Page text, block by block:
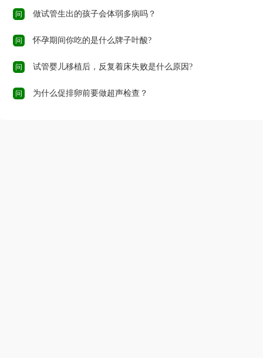
问 做试管生出的孩子会体弱多病吗？
问 怀孕期间你吃的是什么牌子叶酸?
问 试管婴儿移植后，反复着床失败是什么原因?
问 为什么促排卵前要做超声检查？